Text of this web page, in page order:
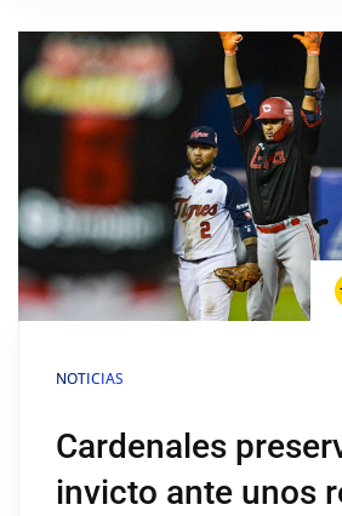
NOTICIAS
Cardenales
invicto ante unos